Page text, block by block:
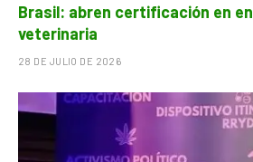
Brasil: abren certificación en
veterinaria
28 DE JULIO DE 2026